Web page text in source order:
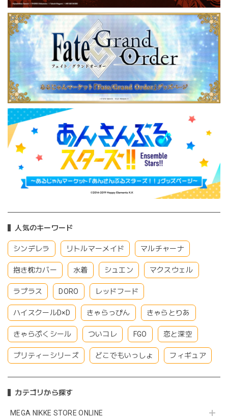
人気のキーワード
シンデレラ リトルマーメイド マルチャーナ
抱き枕カバー 水着 シュエン マクスウェル
ラプラス DORO レッドフード
ハイスクールD×D きゃらっぴん きゃらとりあ
きゃらぷくシール ついコレ FGO 恋と深空
プリティーシリーズ どこでもいっしょ フィギュア
カテゴリから探す
MEGA NIKKE STORE ONLINE